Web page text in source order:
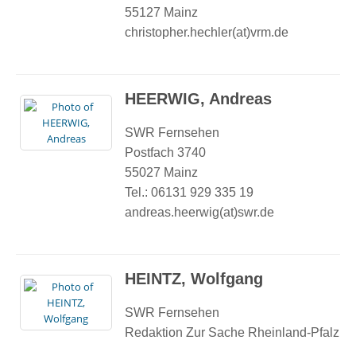
55127 Mainz
christopher.hechler(at)vrm.de
HEERWIG, Andreas
SWR Fernsehen
Postfach 3740
55027 Mainz
Tel.: 06131 929 335 19
andreas.heerwig(at)swr.de
HEINTZ, Wolfgang
SWR Fernsehen
Redaktion Zur Sache Rheinland-Pfalz